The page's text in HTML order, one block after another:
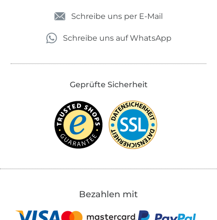
Schreibe uns per E-Mail
Schreibe uns auf WhatsApp
Geprüfte Sicherheit
Bezahlen mit